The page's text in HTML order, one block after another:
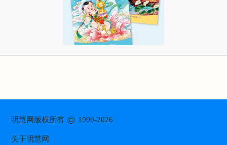
明慧网版权所有© 1999-2026
关于明慧网